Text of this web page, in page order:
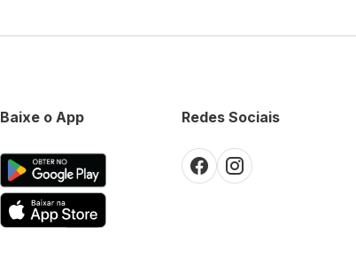
Redes Sociais
Baixe o App